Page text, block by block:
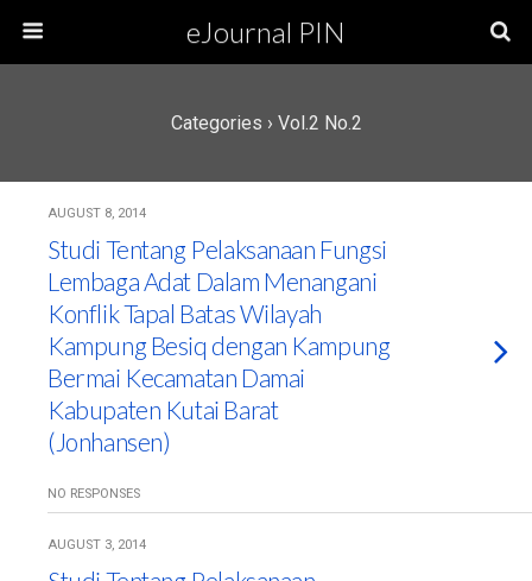
eJournal PIN
Categories › Vol.2 No.2
AUGUST 8, 2014
Studi Tentang Pelaksanaan Fungsi
Lembaga Adat Dalam Menangani
Konflik Tapal Batas Wilayah
Kampung Besiq dengan Kampung
Bermai Kecamatan Damai
Kabupaten Kutai Barat
(Jonhansen)
NO RESPONSES
AUGUST 3, 2014